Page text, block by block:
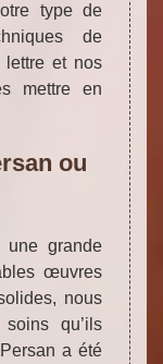
type de
de
et nos
mettre en
ou
une grande
œuvres
nous
qu’ils
a été